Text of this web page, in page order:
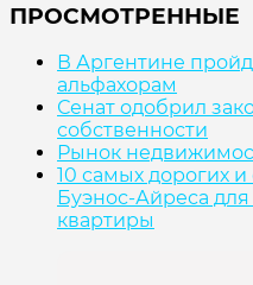
ПРОСМОТРЕННЫЕ
В Аргентине
альфахорам
Сенат одобрил
собственности
Рынок
10 самых дорогих
Буэнос-Айреса
квартиры